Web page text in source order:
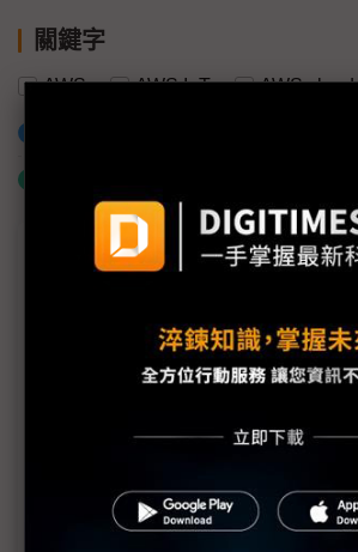
關鍵字
AWS AWS IoT AWS cloud
商情專輯－2020智慧工廠(台
實現DIKW的落地進化 追求智慧製造
集結智慧設備、生產及營運促進數位
藉由連網工廠方案與生態系 AWS與